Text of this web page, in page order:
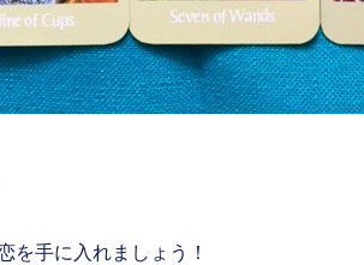
を手に入れましょう！